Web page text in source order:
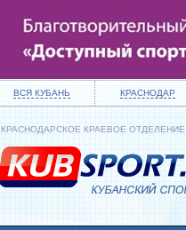
ВСЯ КУБАНЬ КРАСНОДАР
КРАСНОДАРСКОЕ КРАЕВОЕ